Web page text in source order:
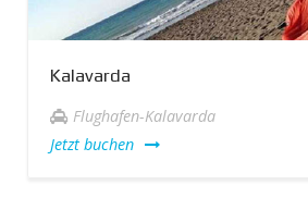
Kalavarda
Flughafen-Kalavarda
Jetzt buchen